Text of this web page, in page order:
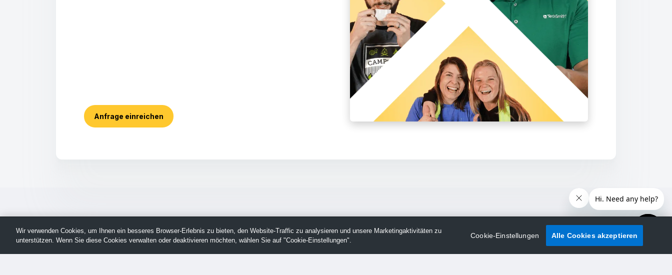
Anfrage einreichen
Wir verwenden Cookies, um Ihnen ein besseres Browser-Erlebnis zu bieten, den Website-Traffic zu analysieren und unsere Marketingaktivitäten zu
unterstützen. Wenn Sie diese Cookies verwalten oder deaktivieren möchten, wählen Sie auf "Cookie-Einstellungen".
Cookie-Einstellungen Alle Cookies akzeptieren